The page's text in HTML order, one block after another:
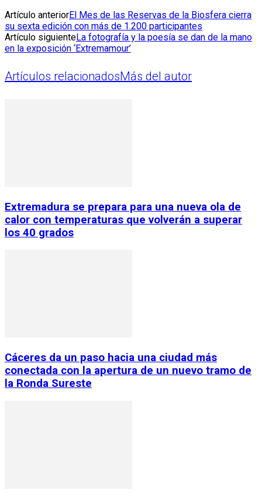
Artículo anteriorEl Mes de las Reservas de la Biosfera cierra
su sexta edición con más de 1.200 participantes
Artículo siguienteLa fotografía y la poesía se dan de la mano
en la exposición ‘Extremamour’
Artículos relacionadosMás del autor
Extremadura se prepara para una nueva ola de
calor con temperaturas que volverán a superar
los 40 grados
Cáceres da un paso hacia una ciudad más
conectada con la apertura de un nuevo tramo de
la Ronda Sureste